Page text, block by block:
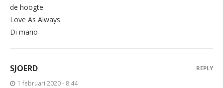
de hoogte.
Love As Always
Di mario
SJOERD
1 februari 2020 - 8:44
REPLY